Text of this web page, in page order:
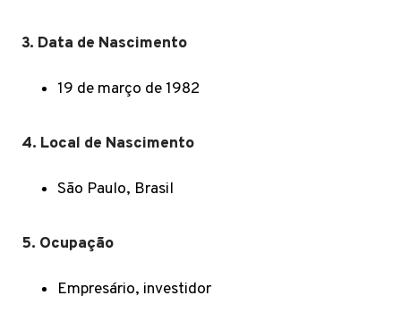
3. Data de Nascimento
19 de março de 1982
4. Local de Nascimento
São Paulo, Brasil
5. Ocupação
Empresário, investidor